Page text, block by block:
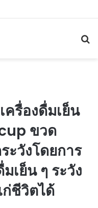
en plein essor
รื่องดื่มเย็น
ขวด
ะวังโดยการ
เย็น ๆ ระวัง
ชีวิตได้